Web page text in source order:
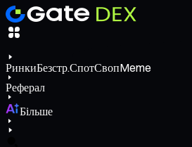
РинкиБезстр.СпотСвопMeme
Реферал
Більше